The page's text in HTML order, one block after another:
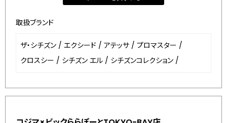
取扱ブランド
ザ・シチズン / エクシード / アテッサ / プロマスター /
クロスシー / シチズン エル / シチズンコレクション /